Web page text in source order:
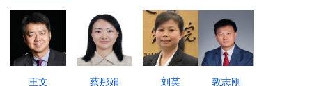
王文 蔡彤娟 刘英 敦志刚